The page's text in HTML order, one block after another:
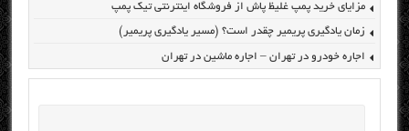
مزایای خرید پمپ غلیظ پاش از فروشگاه اینترنتی تیک پمپ
زمان یادگیری پریمیر چقدر است؟ (مسیر یادگیری پریمیر)
اجاره خودرو در تهران – اجاره ماشین در تهران